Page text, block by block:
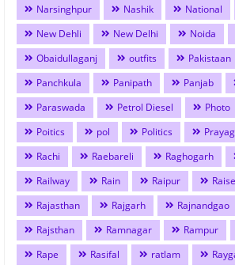
Narsinghpur
Nashik National
New Dehli
New Delhi Noida
Obaidullaganj
outfits Pakistaan
Panchkula
Panipath Panjab
Paraswada
Petrol Diesel Photo
Poitics
pol Politics
Rachi
Raebareli Raghogarh
Railway
Rain Raipur
Rajasthan
Rajgarh Rajnandgao
Rajsthan
Ramnagar Rampur
Rape
Rasifal ratlam